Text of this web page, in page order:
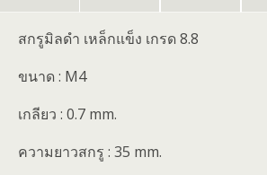
สกรูมิลดำ เหล็กแข็ง เกรด 8.8
ขนาด : M4
เกลียว : 0.7 mm.
ความยาวสกรู : 35 mm.